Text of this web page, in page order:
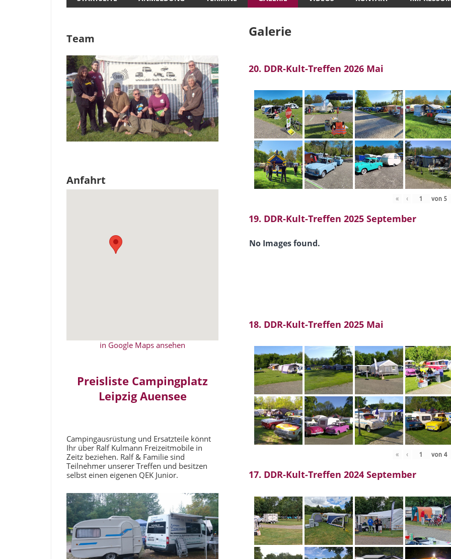
Galerie
20. DDR-Kult-Treffen 2026 Mai
« ‹ von 5
19. DDR-Kult-Treffen 2025 September
No Images found.
18. DDR-Kult-Treffen 2025 Mai
« ‹ von 4
17. DDR-Kult-Treffen 2024 September
Team
Anfahrt
in Google Maps ansehen
Preisliste Campingplatz
Leipzig Auensee
Campingausrüstung und Ersatzteile könnt
Ihr über Ralf Kulmann Freizeitmobile in
Zeitz beziehen. Ralf & Familie sind
Teilnehmer unserer Treffen und besitzen
selbst einen eigenen QEK Junior.